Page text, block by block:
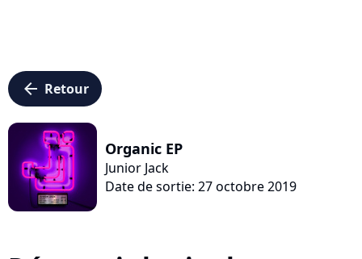
arrow_left Retour
Organic EP
Junior Jack
Date de sortie: 27 octobre 2019